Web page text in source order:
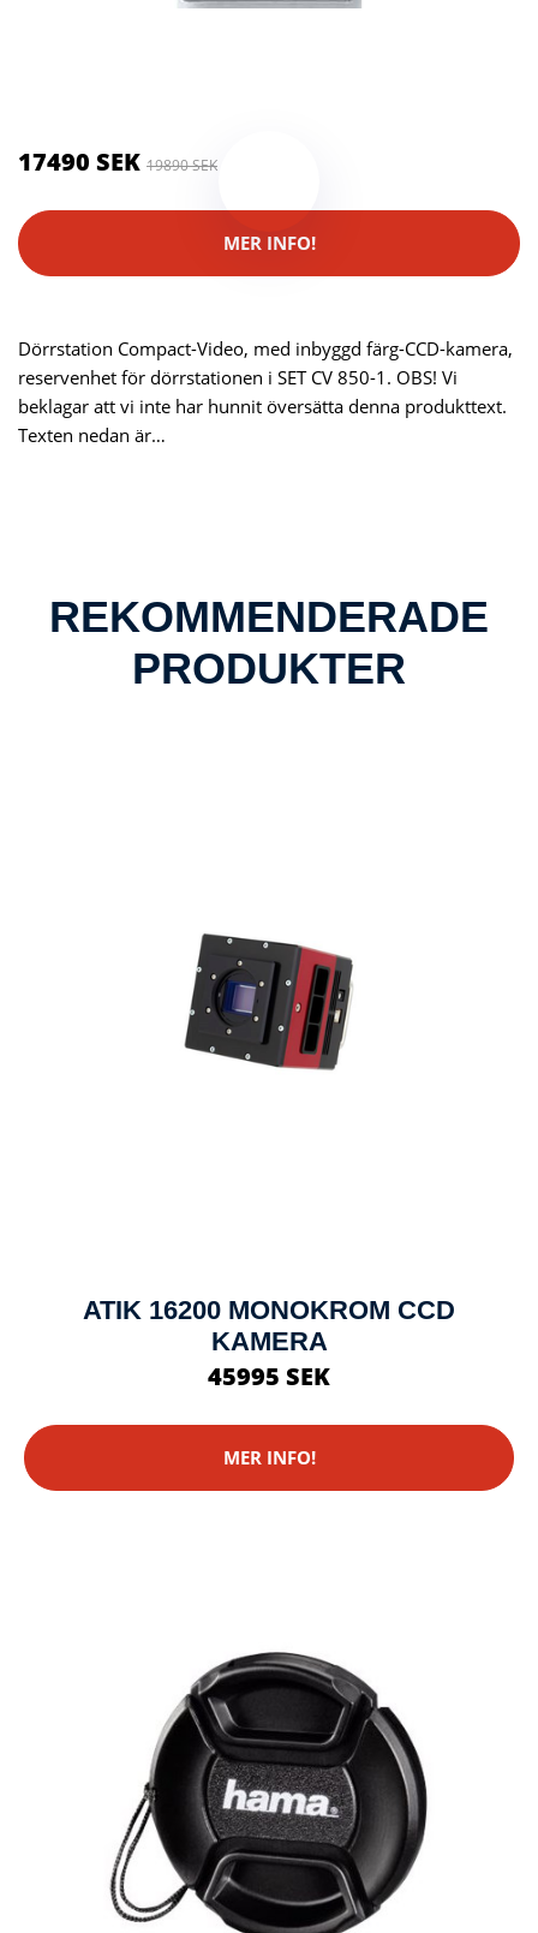
17490 SEK 19890 SEK
MER INFO!
Dörrstation Compact-Video, med inbyggd färg-CCD-kamera,
reservenhet för dörrstationen i SET CV 850-1. OBS! Vi
beklagar att vi inte har hunnit översätta denna produkttext.
Texten nedan är…
REKOMMENDERADE
PRODUKTER
ATIK 16200 MONOKROM CCD
KAMERA
45995 SEK
MER INFO!